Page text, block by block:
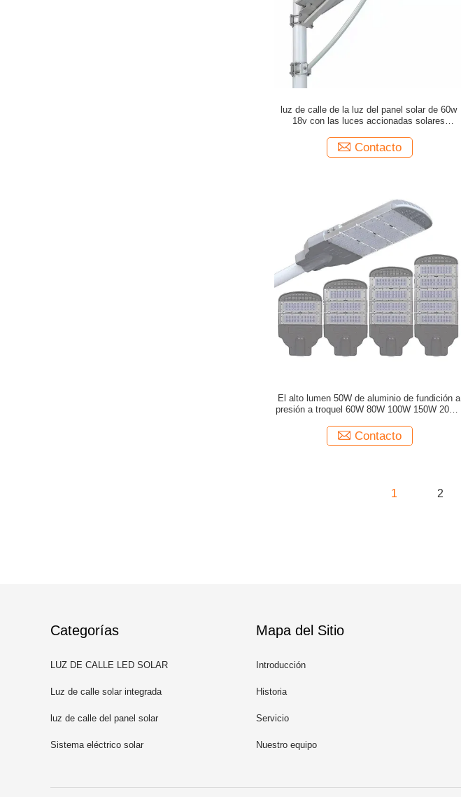
luz de calle de la luz del panel solar de 60w
18v con las luces accionadas solares
Contacto
El alto lumen 50W de aluminio de fundición a
presión a troquel 60W 80W 100W 150W 200W
Contacto
1 2
Categorías
LUZ DE CALLE LED SOLAR
Luz de calle solar integrada
luz de calle del panel solar
Sistema eléctrico solar
Mapa del Sitio
Introducción
Historia
Servicio
Nuestro equipo